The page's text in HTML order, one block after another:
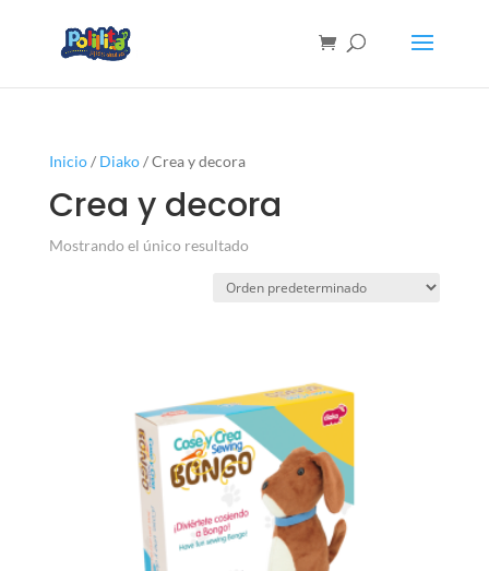
Inicio/ Diako/ Crea y decora
Crea y decora
Mostrando el único resultado